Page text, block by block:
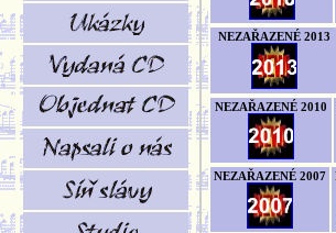
NEZAŘAZENÉ 2013
NEZAŘAZENÉ 2010
NEZAŘAZENÉ 2007